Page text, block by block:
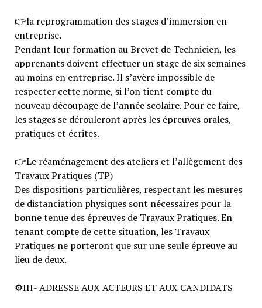
👉la reprogrammation des stages d’immersion en
entreprise.
Pendant leur formation au Brevet de Technicien, les
apprenants doivent effectuer un stage de six semaines
au moins en entreprise. Il s’avère impossible de
respecter cette norme, si l’on tient compte du
nouveau découpage de l’année scolaire. Pour ce faire,
les stages se dérouleront après les épreuves orales,
pratiques et écrites.
👉Le réaménagement des ateliers et l’allègement des
Travaux Pratiques (TP)
Des dispositions particulières, respectant les mesures
de distanciation physiques sont nécessaires pour la
bonne tenue des épreuves de Travaux Pratiques. En
tenant compte de cette situation, les Travaux
Pratiques ne porteront que sur une seule épreuve au
lieu de deux.
⚙️III- ADRESSE AUX ACTEURS ET AUX CANDIDATS